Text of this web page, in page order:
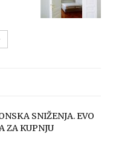
SNIŽENJA. EVO
ZA KUPNJU